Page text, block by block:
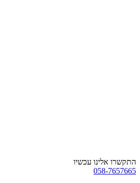
התקשרו אלינו עכשיו
058-7657665